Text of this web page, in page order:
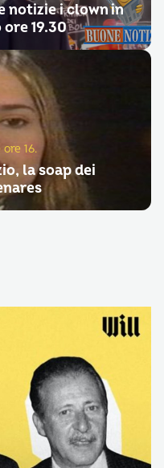
notizie i clown in
19.30
16.
la soap dei